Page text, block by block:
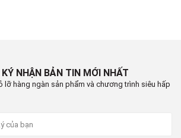
NHẬN BẢN TIN MỚI NHẤT
lỡ hàng ngàn sản phẩm và chương trình siêu hấp